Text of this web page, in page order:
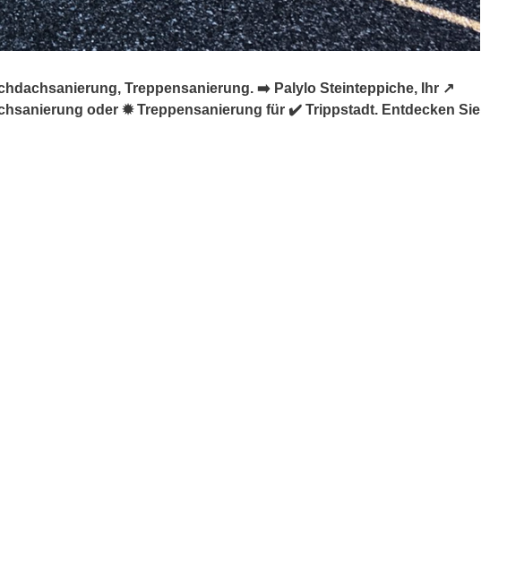
Treppensanierung. ➡️ Palylo Steinteppiche, Ihr ↗️
oder ✹ Treppensanierung für ✔️ Trippstadt. Entdecken Sie